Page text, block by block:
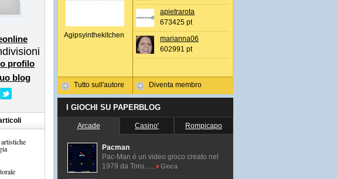
profilo
blog
Agipsyinthekitchen
Tutto sull'autore
apietrarota
673425 pt
marianna06
602991 pt
Diventa membro
I GIOCHI SU PAPERBLOG
Arcade Casino' Rompicapo
Pacman
Pac-Man é un video gioco creato nel
1979 da Toru......
Gioca